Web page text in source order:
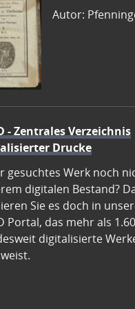
Autor:
- Zentrales Verzeichnis
Drucke
gesuchtes Werk noch
digitalen Bestand?
Sie es doch in
Portal, das mehr als
digitalisierte